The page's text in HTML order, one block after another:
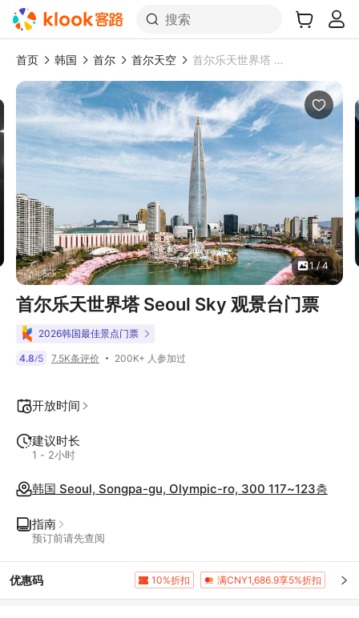
搜索
首页 韩国 首尔 首尔天空 首尔乐天世界塔 Seoul Sky 观景台门票
1 / 4
首尔乐天世界塔 Seoul Sky 观景台门票
2026韩国最佳景点门票
4.8/5 7.5K条评价 200K+ 人参加过
开放时间
建议时长
1 - 2小时
韩国 Seoul, Songpa-gu, Olympic-ro, 300 117~123층
指南
预订前请先查阅
优惠码 10%折扣 满CNY1,686.9享5%折扣